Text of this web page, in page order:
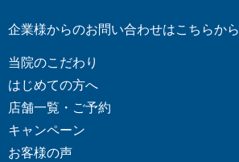
企業様からのお問い合わせはこちらから
当院のこだわり
はじめての方へ
店舗一覧・ご予約
キャンペーン
お客様の声